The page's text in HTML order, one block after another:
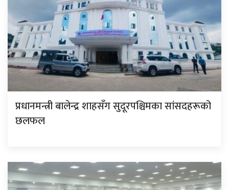
प्रधानमन्त्री बालेन्द्र शाहसँग सुदूरपश्चिमका सांसदहरूको
छलफल